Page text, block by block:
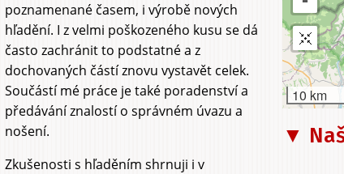
poznamenané časem, i výrobě nových
hľadění. I z velmi poškozeného kusu se dá
často zachránit to podstatné a z
dochovaných částí znovu vystavět celek.
Součástí mé práce je také poradenství a
předávání znalostí o správném úvazu a
nošení.
Zkušenosti s hľaděním shrnuji i v
10 km
▼